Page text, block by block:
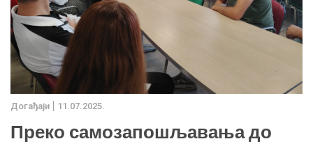
Дoгађаjи 11.07.2025.
Преко самозапошљавања до